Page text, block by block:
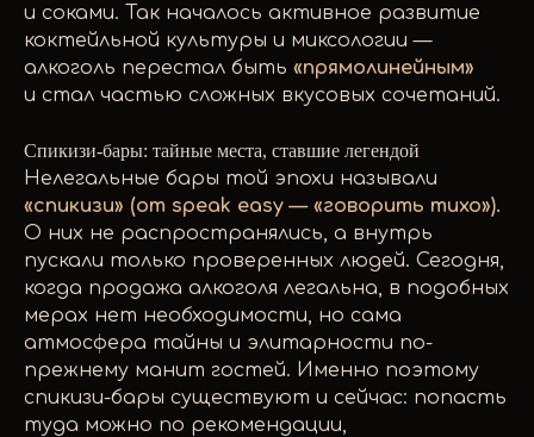
и соками. Так началось активное развитие
коктейльной культуры и миксологии —
алкоголь перестал быть «прямолинейным»
и стал частью сложных вкусовых сочетаний.
Спикизи-бары: тайные места, ставшие легендой
Нелегальные бары той эпохи называли
«спикизи» (от speak easy — «говорить тихо»).
О них не распространялись, а внутрь
пускали только проверенных людей. Сегодня,
когда продажа алкоголя легальна, в подобных
мерах нет необходимости, но сама
атмосфера тайны и элитарности по-
прежнему манит гостей. Именно поэтому
спикизи-бары существуют и сейчас: попасть
туда можно по рекомендации,